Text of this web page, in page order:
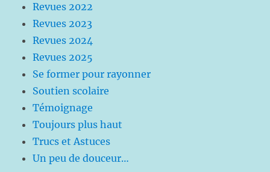
Revues 2022
Revues 2023
Revues 2024
Revues 2025
Se former pour rayonner
Soutien scolaire
Témoignage
Toujours plus haut
Trucs et Astuces
Un peu de douceur…